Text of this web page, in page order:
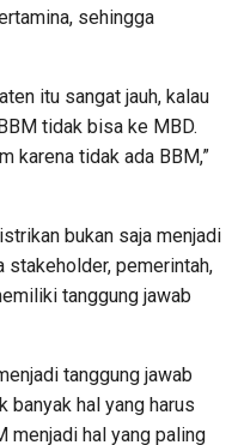
sehingga
itu sangat jauh, kalau
tidak bisa ke MBD.
karena tidak ada BBM,”
bukan saja menjadi
stakeholder, pemerintah,
tanggung jawab
tanggung jawab
banyak hal yang harus
menjadi hal yang paling